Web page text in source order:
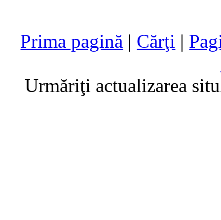
Prima pagină | Cărţi |
Urmăriţi actualizarea